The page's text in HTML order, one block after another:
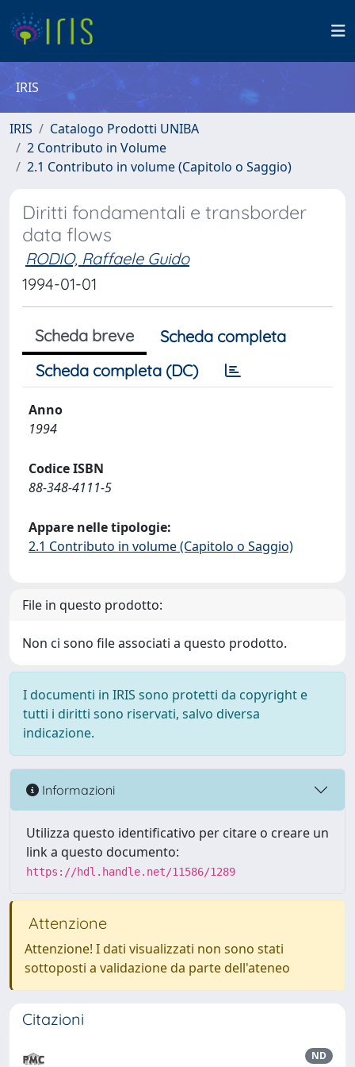
IRIS
IRIS
Catalogo Prodotti UNIBA
2 Contributo in Volume
2.1 Contributo in volume (Capitolo o Saggio)
Diritti fondamentali e transborder
data flows
RODIO, Raffaele Guido
1994-01-01
Scheda breve
Scheda completa
Scheda completa (DC)
Anno
1994
Codice ISBN
88-348-4111-5
Appare nelle tipologie:
2.1 Contributo in volume (Capitolo o Saggio)
File in questo prodotto:
Non ci sono file associati a questo prodotto.
I documenti in IRIS sono protetti da copyright e
tutti i diritti sono riservati, salvo diversa
indicazione.
Informazioni
Utilizza questo identificativo per citare o creare un
link a questo documento:
https://hdl.handle.net/11586/1289
Attenzione
Attenzione! I dati visualizzati non sono stati
sottoposti a validazione da parte dell'ateneo
Citazioni
ND